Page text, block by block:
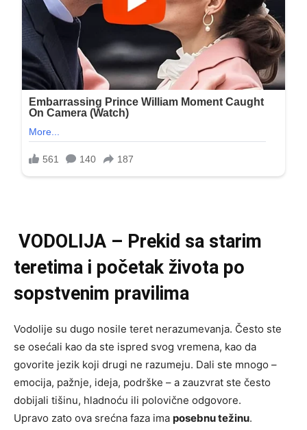
VODOLIJA – Prekid sa starim
teretima i početak života po
sopstvenim pravilima
Vodolije su dugo nosile teret nerazumevanja. Često ste
se osećali kao da ste ispred svog vremena, kao da
govorite jezik koji drugi ne razumeju. Dali ste mnogo –
emocija, pažnje, ideja, podrške – a zauzvrat ste često
dobijali tišinu, hladnoću ili polovične odgovore.
Upravo zato ova srećna faza ima posebnu težinu.